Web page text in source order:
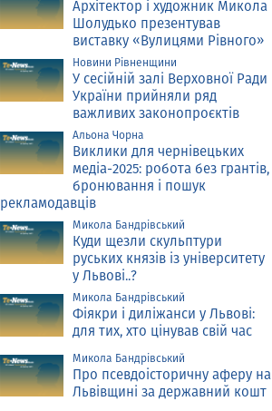
Архітектор і художник Микола
Шолудько презентував
виставку «Вулицями Рівного»
Новини Рівненщини
У сесійній залі Верховної Ради
України прийняли ряд
важливих законопроєктів
Альона Чорна
Виклики для чернівецьких
медіа-2025: робота без грантів,
бронювання і пошук
рекламодавців
Микола Бандрівський
Куди щезли скульптури
руських князів із університету
у Львові..?
Микола Бандрівський
Фіякри і диліжанси у Львові:
для тих, хто цінував свій час
Микола Бандрівський
Про псевдоісторичну аферу на
Львівщині за державний кошт